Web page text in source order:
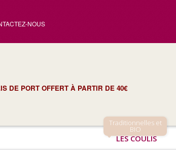
NOUS
DE PORT OFFERT À PARTIR DE 40€
Traditionnelles et
BIO
LES COULIS